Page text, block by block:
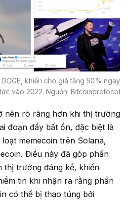
khiến cho giá tăng 50% ngay
vào 2022. Nguồn: Bitcoinprotocol
nên rõ ràng hơn khi thị trường
đoạn đầy bất ổn, đặc biệt là
memecoin trên Solana,
Điều này đã góp phần
thị trường đáng kể, khiến
tin khi nhận ra rằng phần
có thể bị thao túng bởi